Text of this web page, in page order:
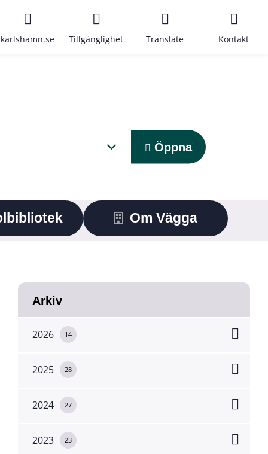
karlshamn.se Tillgänglighet Translate Kontakt
Öppna
Om Vägga
Arkiv
2026 14
2025 28
2024 27
2023 23